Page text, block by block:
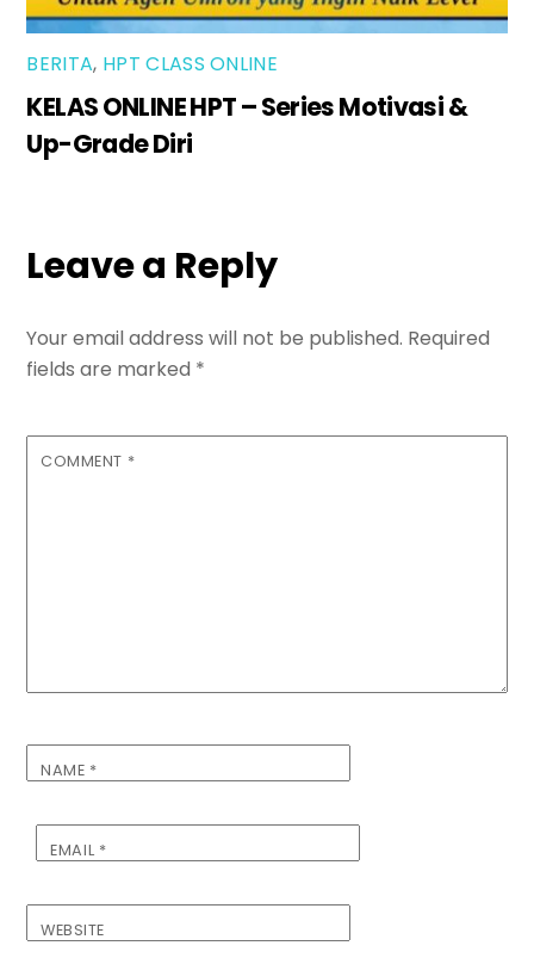
BERITA, HPT CLASS ONLINE
KELAS ONLINE HPT – Series Motivasi &
Up-Grade Diri
Leave a Reply
Your email address will not be published. Required
fields are marked *
COMMENT *
NAME *
EMAIL *
WEBSITE